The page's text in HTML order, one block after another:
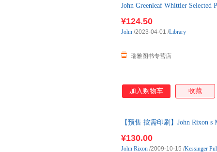
John Greenleaf Whittier
¥124.50
瑞雅图书专营店
John /2023-04-01 /Library
加入购物车 收藏
【预售 按需印刷】John Rixon
¥130.00
John Rixon /2009-10-15 /Kessinger